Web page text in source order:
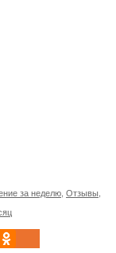
за неделю Отзывы